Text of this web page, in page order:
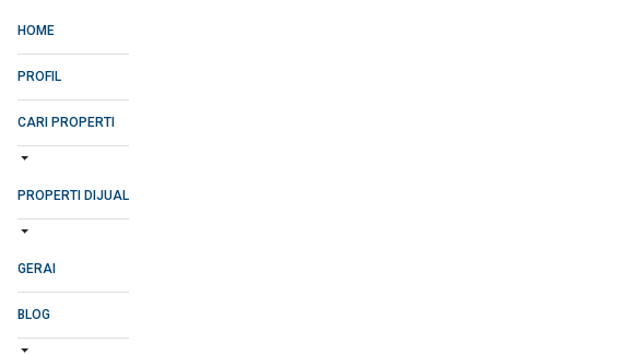
HOME
PROFIL
CARI PROPERTI
PROPERTI DIJUAL
GERAI
BLOG